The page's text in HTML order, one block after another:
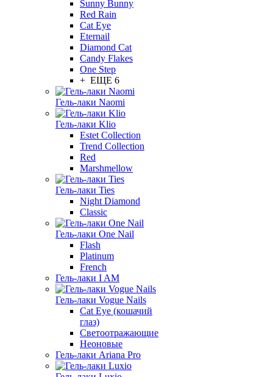
Sunny Bunny
Red Rain
Cat Eye
Eternail
Diamond Cat
Candy Flakes
One Step
+ ЕЩЕ 6
Гель-лаки Naomi
Гель-лаки Klio
Estet Collection
Trend Collection
Red
Marshmellow
Гель-лаки Ties
Night Diamond
Classic
Гель-лаки One Nail
Flash
Platinum
French
Гель-лаки I AM
Гель-лаки Vogue Nails
Cat Eye (кошачий
глаз)
Светоотражающие
Неоновые
Гель-лаки Ariana Pro